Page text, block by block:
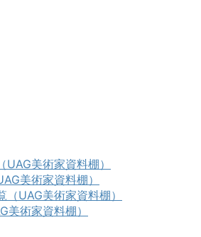
美術家資料棚）
美術家資料棚）
UAG美術家資料棚）
美術家資料棚）